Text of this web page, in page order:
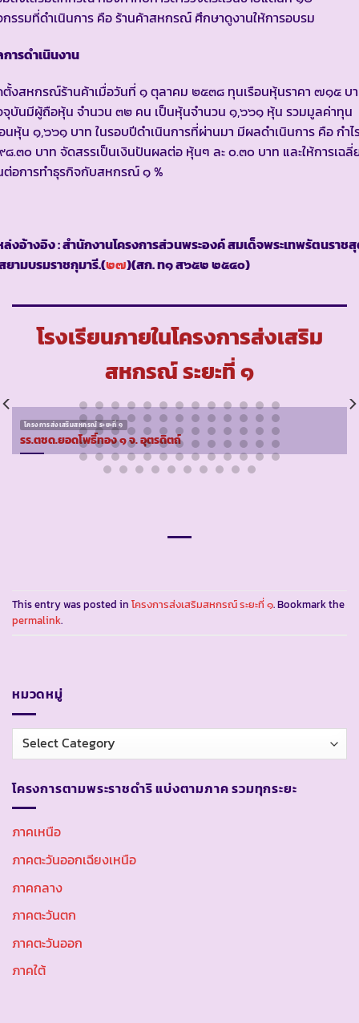
รรมที่ดำเนินการ คือ ร้านค้าสหกรณ์ ศึกษาดูงานให้การอบรม
ารดำเนินงาน
งสหกรณ์ร้านค้าเมื่อวันที่ ๑ ตุลาคม ๒๕๓๘ ทุนเรือนหุ้นราคา ๗๑๕ บ
บันมีผู้ถือหุ้น จำนวน ๓๒ คน เป็นหุ้นจำนวน ๑,๖๖๑ หุ้น รวมมูลค่าทุน
นหุ้น ๑,๖๖๑ บาท ในรอบปีดำเนินการที่ผ่านมา มีผลดำเนินการ คือ กำไ
.๓๐ บาท จัดสรรเป็นเงินปันผลต่อ หุ้นๆ ละ ๐.๓๐ บาท และให้การเฉลี่
อการทำธุรกิจกับสหกรณ์ ๑ %
งอ้างอิง : สำนักงานโครงการส่วนพระองค์ สมเด็จพระเทพรัตนราช
ยามบรมราชกุมารี.(๒๗)(สก. ท๑ ส๖๕๒ ๒๕๔๐)
โรงเรียนภายในโครงการส่งเสริม
สหกรณ์ ระยะที่ ๑
โครงการส่งเสริมสหกรณ์ ระยะที่ ๑
รร.ตชด.ยอดโพธิ์ทอง ๑ จ. อุตรดิตถ์
This entry was posted in โครงการส่งเสริมสหกรณ์ ระยะที่ ๑. Bookmark the
permalink.
หมวดหมู่
หมวด
หมู่
โครงการตามพระราชดำริ แบ่งตามภาค รวมทุกระยะ
ภาคเหนือ
ภาคตะวันออกเฉียงเหนือ
ภาคกลาง
ภาคตะวันตก
ภาคตะวันออก
ภาคใต้